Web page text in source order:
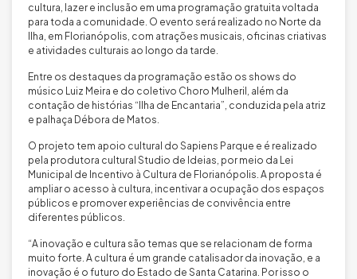
cultura, lazer e inclusão em uma programação gratuita voltada
para toda a comunidade. O evento será realizado no Norte da
Ilha, em Florianópolis, com atrações musicais, oficinas criativas
e atividades culturais ao longo da tarde.
Entre os destaques da programação estão os shows do
músico Luiz Meira e do coletivo Choro Mulheril, além da
contação de histórias “Ilha de Encantaria”, conduzida pela atriz
e palhaça Débora de Matos.
O projeto tem apoio cultural do Sapiens Parque e é realizado
pela produtora cultural Studio de Ideias, por meio da Lei
Municipal de Incentivo à Cultura de Florianópolis. A proposta é
ampliar o acesso à cultura, incentivar a ocupação dos espaços
públicos e promover experiências de convivência entre
diferentes públicos.
“A inovação e cultura são temas que se relacionam de forma
muito forte. A cultura é um grande catalisador da inovação, e a
inovação é o futuro do Estado de Santa Catarina. Por isso o